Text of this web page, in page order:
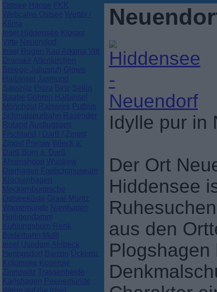
Idylle pur in
Der Ort
Hiddensee
aus den
Ostsee Hanse FKK
Webcams Ostsee Wetter /
Klima
Insel Hiddensee Kloster
Vitte Neuendorf
Insel Rügen Kap Arkona Vitt
Dranske Altenkirchen
Breege-Juliusruh Glowe
Halbinsel Jasmund
Sassnitz Prora Binz Sellin
Baabe Göhren Halbinsel
Mönchgut Ralswiek Putbus
Schmalspurbahn Rasender
Roland Ausflugtipps
Fischland / Darß / Zingst
Zingst Prerow Wieck a.
Darß Born a. Darß
Ahrenshoop Wustrow
Dierhagen Freilichtmuseum
Klockenhagen
Mecklenburgische
Ostseeküste Graal-Müritz
Warnemünde Nienhagen
Heiligendamm
Kühlungsborn Rerik
Bäderbahn Molli
Insel Usedom Ahlbeck
Heringsdorf Bansin Ückeritz
Kölpinsee Koserow
Zinnowitz Trassenheide
Karlshagen Peenemünde
Wege auf die Insel